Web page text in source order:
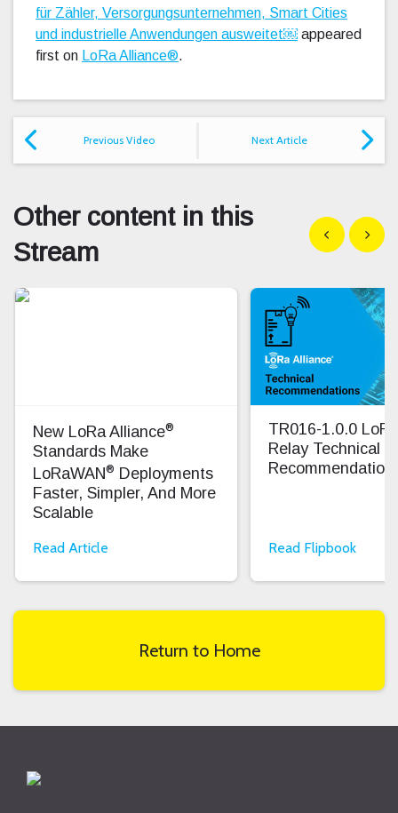
für Zähler, Versorgungsunternehmen, Smart Cities
und industrielle Anwendungen ausweitet￼ appeared
first on LoRa Alliance®.
Previous Video Next Article
Other content in this
Stream
Show previous
Show
New LoRa Alliance®
Standards Make
LoRaWAN® Deployments
Faster, Simpler, And More
Scalable
Read Article
TR016-1.0.0
Relay Technical
Read Flipbook
Return to Home